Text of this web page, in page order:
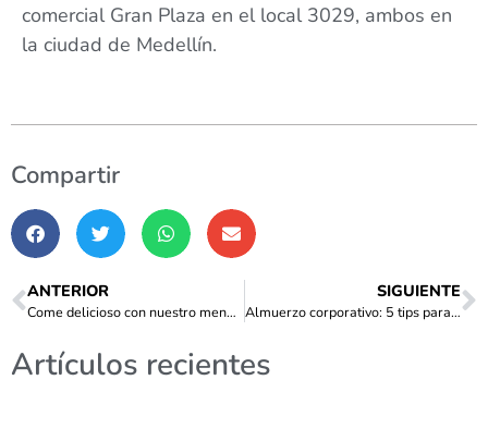
comercial Gran Plaza en el local 3029, ambos en
la ciudad de Medellín.
Compartir
ANTERIOR
Come delicioso con nuestro menú para todos los días
SIGUIENTE
Almuerzo corporativo: 5 tips para contratar alimentos empresariales en tiempos de COVID-19
Artículos recientes